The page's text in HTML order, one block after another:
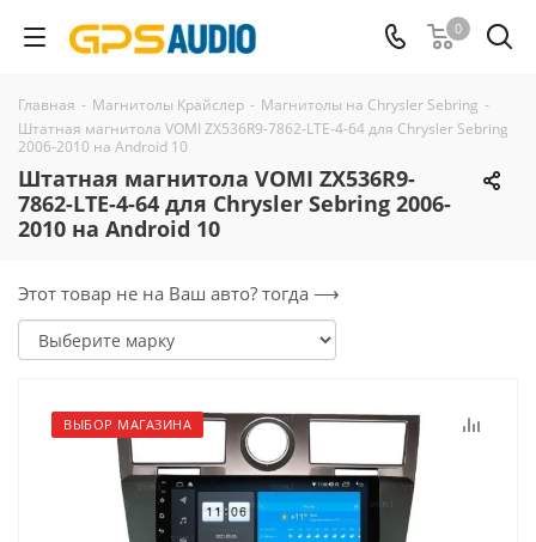
0
Главная - Магнитолы Крайслер - Магнитолы на Chrysler Sebring -
Штатная магнитола VOMI ZX536R9-7862-LTE-4-64 для Chrysler Sebring
2006-2010 на Android 10
Штатная магнитола VOMI ZX536R9-
7862-LTE-4-64 для Chrysler Sebring 2006-
2010 на Android 10
Этот товар не на Ваш авто? тогда ⟶
ВЫБОР МАГАЗИНА